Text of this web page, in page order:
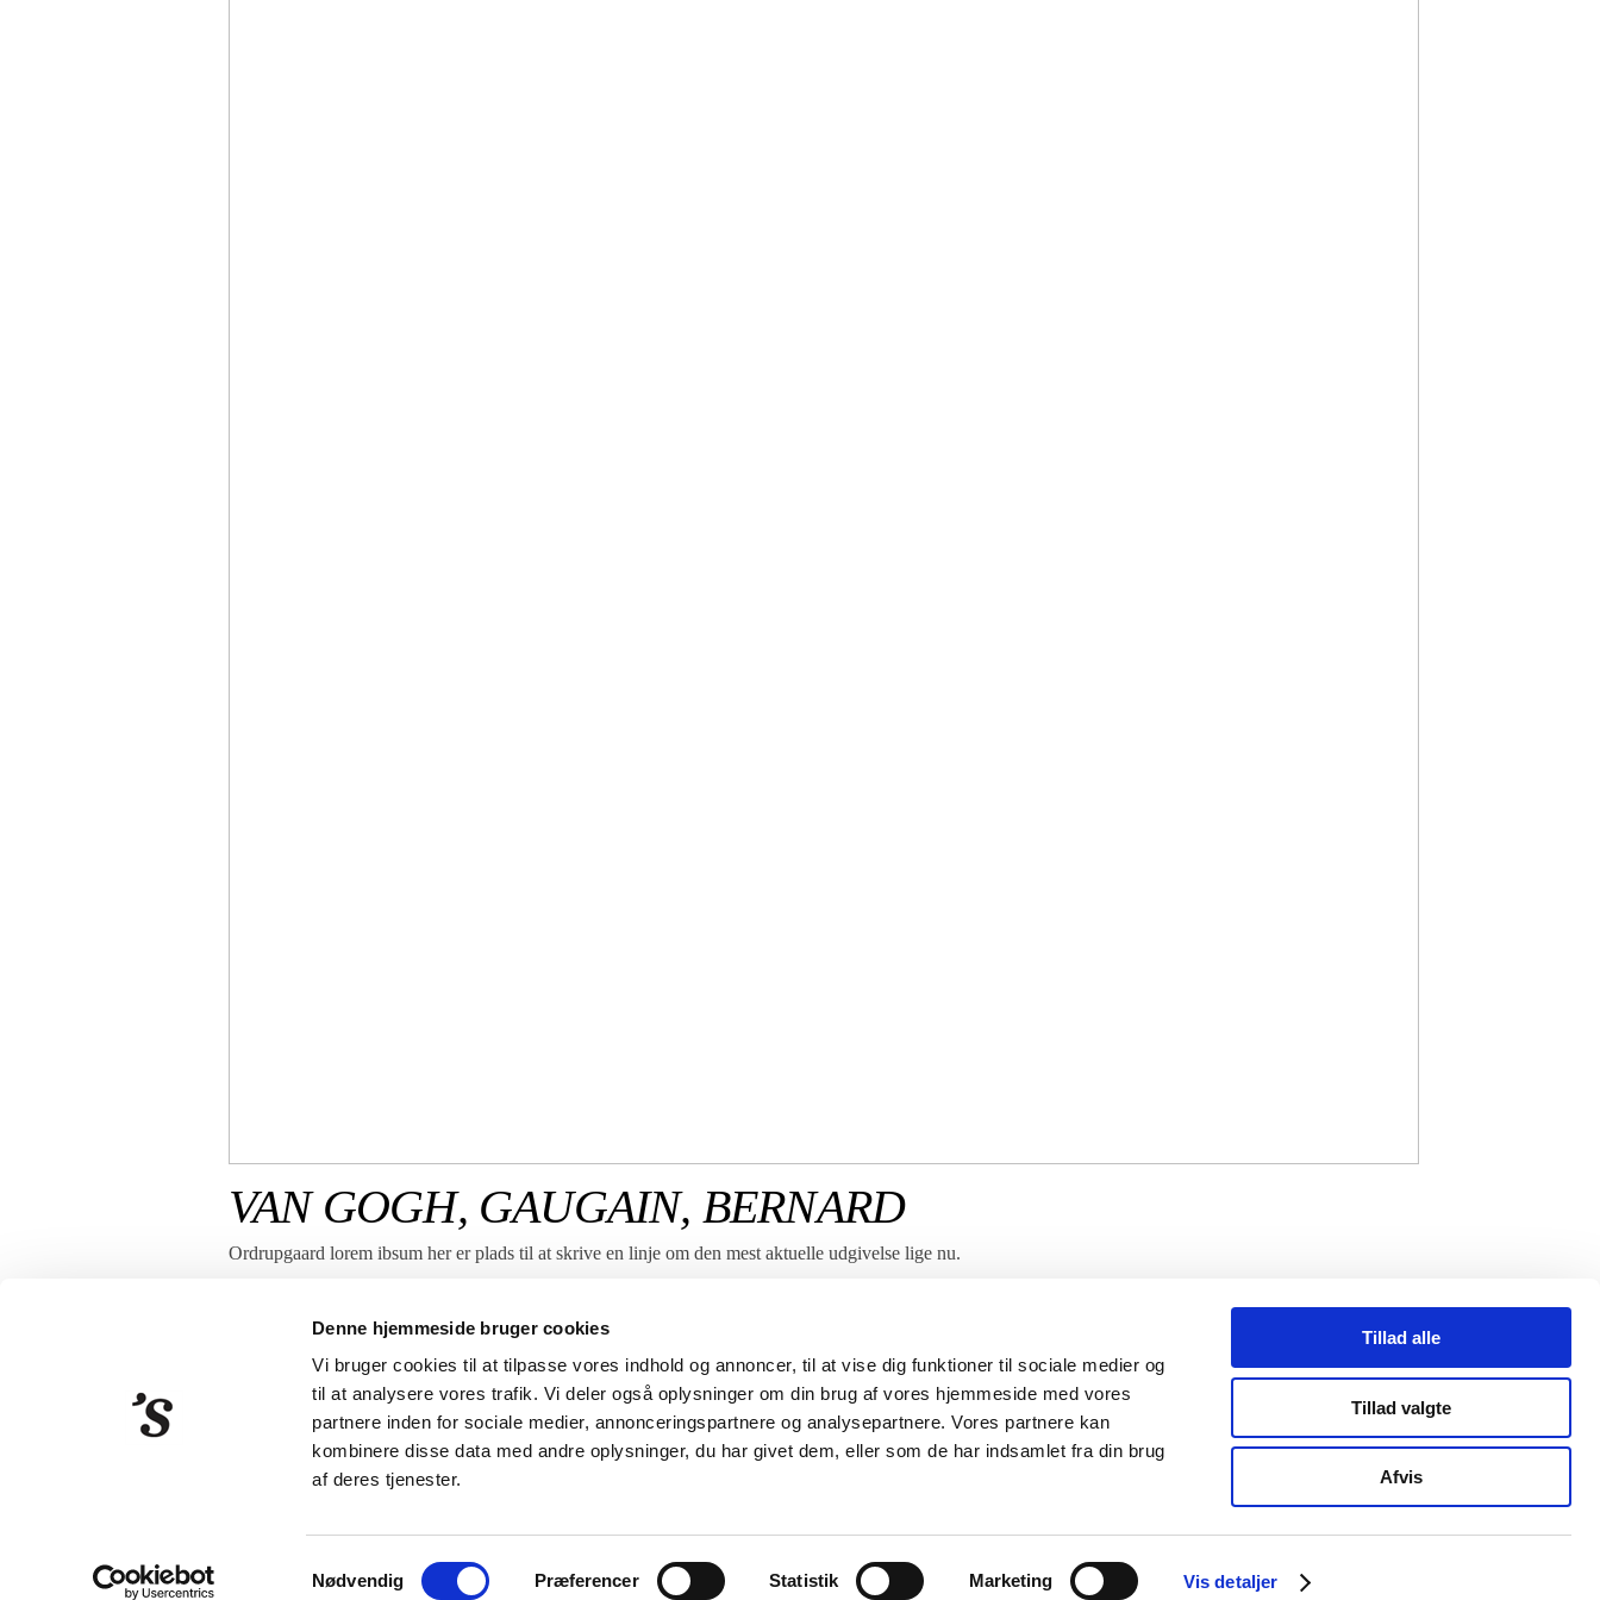
Denne hjemmeside bruger cookies
Vi bruger cookies til at tilpasse vores indhold og annoncer, til at vise dig funktioner til sociale medier og
til at analysere vores trafik. Vi deler også oplysninger om din brug af vores hjemmeside med vores
partnere inden for sociale medier, annonceringspartnere og analysepartnere. Vores partnere kan
kombinere disse data med andre oplysninger, du har givet dem, eller som de har indsamlet fra din brug
af deres tjenester.
Samtykkevalg
Nødvendig Præferencer Statistik Marketing Vis detaljer
Tillad alle
Tillad valgte
Afvis
VAN GOGH, GAUGAIN, BERNARD
Ordrupgaard lorem ibsum her er plads til at skrive en linje om den mest aktuelle udgivelse lige nu.
logo.
Her fortæller vi hvordan vi
hjælper dig med din udgivelse.
Strandberg Publishing Klareboderne 3 DK-1115 København K CVR nr. 58200115 tel: +45 8882 6610
mail@strandbergpublishing.dk